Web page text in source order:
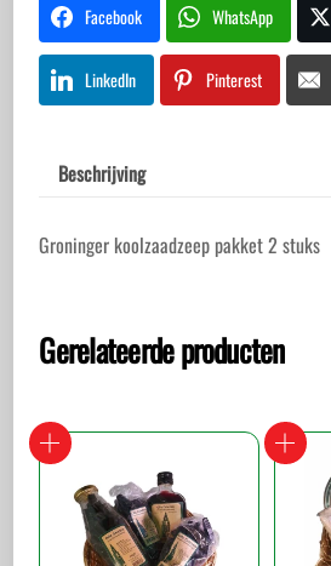
Facebook WhatsApp
LinkedIn Pinterest
Beschrijving
Groninger koolzaadzeep pakket 2 stuks
Gerelateerde producten